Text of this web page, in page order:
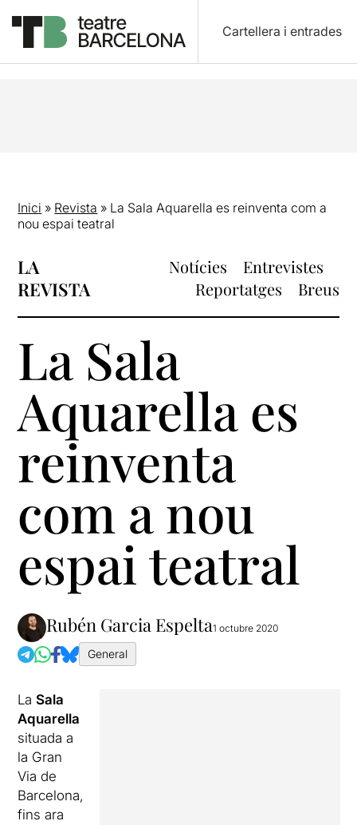
Cartellera i entrades
Inici » Revista » La Sala Aquarella es reinventa com a
nou espai teatral
LA
REVISTA
Notícies
Entrevistes
Reportatges
Breus
La Sala
Aquarella es
reinventa
com a nou
espai teatral
Rubén Garcia Espelta1 octubre 2020
General
LaSala
Aquarella
situada a
la Gran
Via de
Barcelona,
fins ara